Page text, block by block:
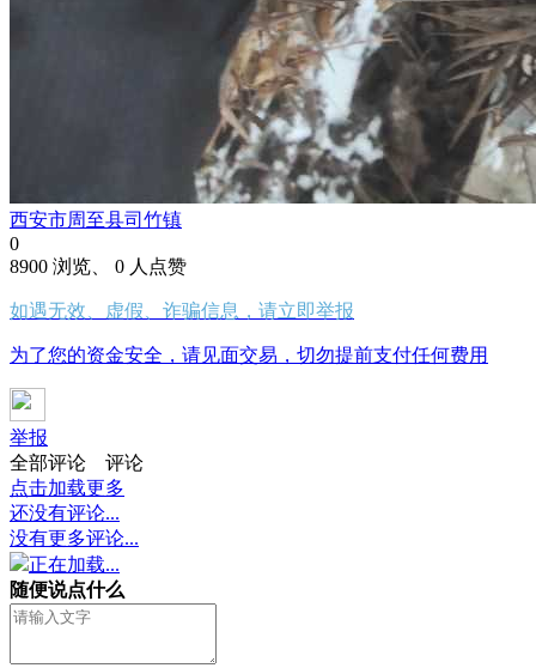
西安市周至县司竹镇
0
8900 浏览、 0 人点赞
如遇无效、虚假、诈骗信息，请立即举报
为了您的资金安全，请见面交易，切勿提前支付任何费用
举报
全部评论
评论
点击加载更多
还没有评论...
没有更多评论...
正在加载...
随便说点什么